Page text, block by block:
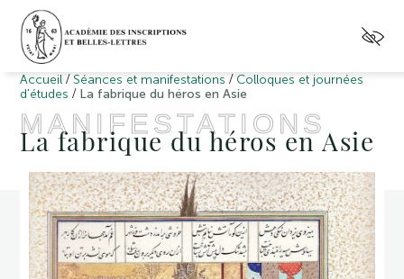
Accueil / Séances et manifestations / Colloques et journées
d'études / La fabrique du héros en Asie
MANIFESTATIONS
La fabrique du héros en Asie